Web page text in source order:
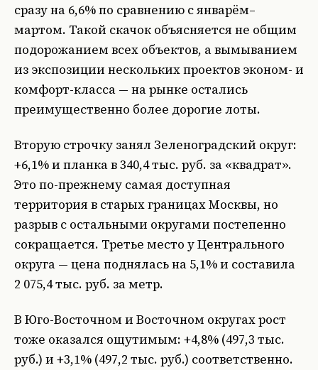
сразу на 6,6% по сравнению с январём–
мартом. Такой скачок объясняется не общим
подорожанием всех объектов, а вымыванием
из экспозиции нескольких проектов эконом- и
комфорт-класса — на рынке остались
преимущественно более дорогие лоты.
Вторую строчку занял Зеленоградский округ:
+6,1% и планка в 340,4 тыс. руб. за «квадрат».
Это по-прежнему самая доступная
территория в старых границах Москвы, но
разрыв с остальными округами постепенно
сокращается. Третье место у Центрального
округа — цена поднялась на 5,1% и составила
2 075,4 тыс. руб. за метр.
В Юго-Восточном и Восточном округах рост
тоже оказался ощутимым: +4,8% (497,3 тыс.
руб.) и +3,1% (497,2 тыс. руб.) соответственно.